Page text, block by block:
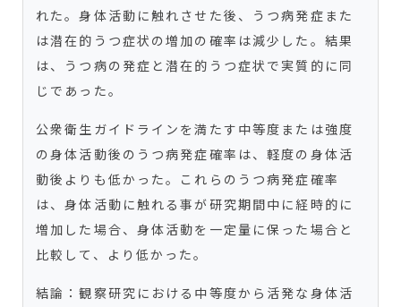
れた。身体活動に触れさせた後、うつ病発症また
は潜在的うつ症状の増加の確率は減少した。結果
は、うつ病の発症と潜在的うつ症状で実質的に同
じであった。
公衆衛生ガイドラインを満たす中等度または強度
の身体活動後のうつ病発症確率は、軽度の身体活
動後よりも低かった。これらのうつ病発症確率
は、身体活動に触れる事が研究期間中に経時的に
増加した場合、身体活動を一定量に保った場合と
比較して、より低かった。
結論：観察研究における中等度から活発な身体活